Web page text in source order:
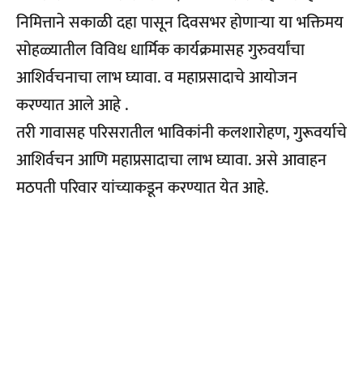
निमित्ताने सकाळी दहा पासून दिवसभर होणाऱ्या या भक्तिमय
सोहळ्यातील विविध धार्मिक कार्यक्रमासह गुरुवर्यांचा
आशिर्वचनाचा लाभ घ्यावा. व महाप्रसादाचे आयोजन
करण्यात आले आहे .
तरी गावासह परिसरातील भाविकांनी कलशारोहण, गुरूवर्याचे
आशिर्वचन आणि महाप्रसादाचा लाभ घ्यावा. असे आवाहन
मठपती परिवार यांच्याकडून करण्यात येत आहे.